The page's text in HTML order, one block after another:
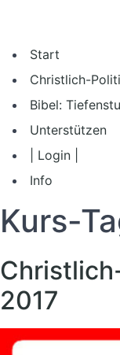
Start
Christlich-
Bibel:
Unterstützen
| Login |
Info
Kurs-
2017